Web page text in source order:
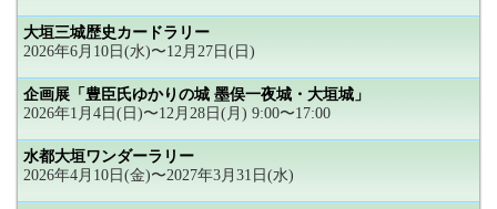
大垣三城歴史カードラリー
2026年6月10日(水)〜12月27日(日)
企画展「豊臣氏ゆかりの城 墨俣一夜城・大垣城」
2026年1月4日(日)〜12月28日(月) 9:00〜17:00
水都大垣ワンダーラリー
2026年4月10日(金)〜2027年3月31日(水)